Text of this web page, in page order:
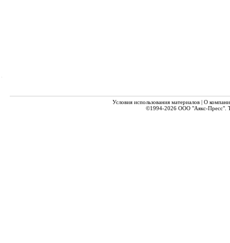
Условия использования материалов| О
©1994-2026 ООО "Аякс-Пресс".